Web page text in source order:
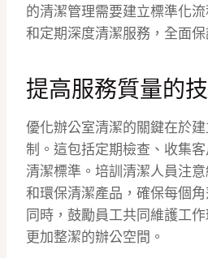
的清潔管理需要建立標準化
和定期深度清潔服務，全面保
提高服務質量的
優化辦公室清潔的關鍵在於
制。這包括定期檢查、收集
清潔標準。培訓清潔人員注
和環保清潔產品，確保每個
同時，鼓勵員工共同維護工
更加整潔的辦公空間。